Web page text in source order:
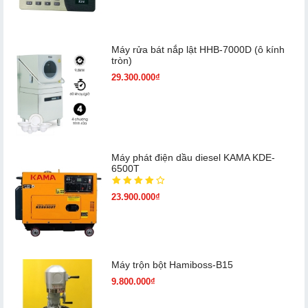
Máy rửa bát nắp lật HHB-7000D (ô kính
tròn)
29.300.000₫
Máy phát điện dầu diesel KAMA KDE-
6500T
23.900.000₫
Máy trộn bột Hamiboss-B15
9.800.000₫